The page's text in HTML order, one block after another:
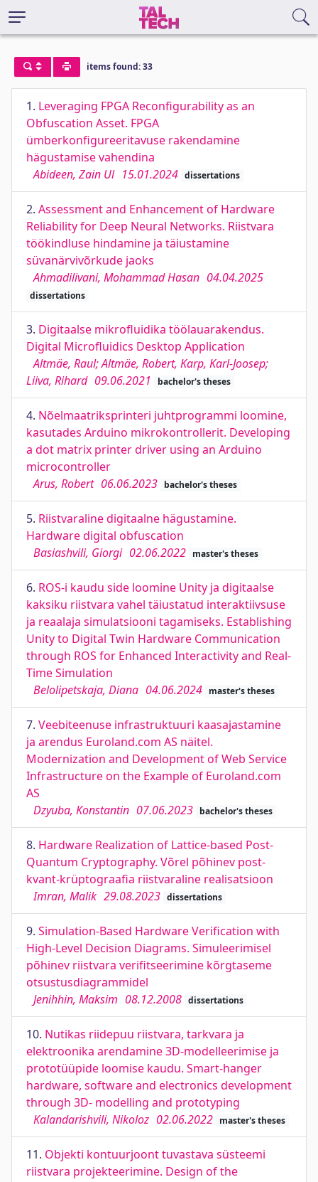
items found: 33
1. Leveraging FPGA Reconfigurability as an
Obfuscation Asset. FPGA
ümberkonfigureeritavuse rakendamine
hägustamise vahendina
Abideen, Zain Ul 15.01.2024 dissertations
2. Assessment and Enhancement of Hardware
Reliability for Deep Neural Networks. Riistvara
töökindluse hindamine ja täiustamine
süvanärvivõrkude jaoks
Ahmadilivani, Mohammad Hasan 04.04.2025
dissertations
3. Digitaalse mikrofluidika töölauarakendus.
Digital Microfluidics Desktop Application
Altmäe, Raul; Altmäe, Robert, Karp, Karl-Joosep;
Liiva, Rihard 09.06.2021 bachelor's theses
4. Nõelmaatriksprinteri juhtprogrammi loomine,
kasutades Arduino mikrokontrollerit. Developing
a dot matrix printer driver using an Arduino
microcontroller
Arus, Robert 06.06.2023 bachelor's theses
5. Riistvaraline digitaalne hägustamine.
Hardware digital obfuscation
Basiashvili, Giorgi 02.06.2022 master's theses
6. ROS-i kaudu side loomine Unity ja digitaalse
kaksiku riistvara vahel täiustatud interaktiivsuse
ja reaalaja simulatsiooni tagamiseks. Establishing
Unity to Digital Twin Hardware Communication
through ROS for Enhanced Interactivity and Real-
Time Simulation
Belolipetskaja, Diana 04.06.2024 master's theses
7. Veebiteenuse infrastruktuuri kaasajastamine
ja arendus Euroland.com AS näitel.
Modernization and Development of Web Service
Infrastructure on the Example of Euroland.com
AS
Dzyuba, Konstantin 07.06.2023 bachelor's theses
8. Hardware Realization of Lattice-based Post-
Quantum Cryptography. Võrel põhinev post-
kvant-krüptograafia riistvaraline realisatsioon
Imran, Malik 29.08.2023 dissertations
9. Simulation-Based Hardware Verification with
High-Level Decision Diagrams. Simuleerimisel
põhinev riistvara verifitseerimine kõrgtaseme
otsustusdiagrammidel
Jenihhin, Maksim 08.12.2008 dissertations
10. Nutikas riidepuu riistvara, tarkvara ja
elektroonika arendamine 3D-modelleerimise ja
prototüüpide loomise kaudu. Smart-hanger
hardware, software and electronics development
through 3D- modelling and prototyping
Kalandarishvili, Nikoloz 02.06.2022 master's theses
11. Objekti kontuurjoont tuvastava süsteemi
riistvara projekteerimine. Design of the